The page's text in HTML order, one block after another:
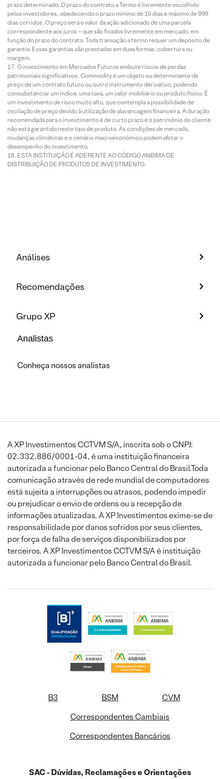
prazo determinado. O prazo do contrato a Termo é livremente escolhido
pelos investidores, obedecendo o prazo mínimo de 16 dias e máximo de 999
dias corridos. O preço será o valor da ação adicionado de uma parcela
correspondente aos juros – que são fixados livremente em mercado, em
função do prazo do contrato. Toda transação a termo requer um depósito de
garantia. Essas garantias são prestadas em duas formas: cobertura ou
margem.
O investimento em Mercados Futuros embute riscos de perdas
patrimoniais significativos. Commodity é um objeto ou determinante de
preço de um contrato futuro ou outro instrumento derivativo, podendo
consubstanciar um índice, uma taxa, um valor mobiliário ou produto físico. É
um investimento de risco muito alto, que contempla a possibilidade de
oscilação de preço devido à utilização de alavancagem financeira. A duração
recomendada para o investimento é de curto prazo e o patrimônio do cliente
não está garantido neste tipo de produto. As condições de mercado,
mudanças climáticas e o cenário macroeconômico podem afetar o
desempenho do investimento.
ESTA INSTITUIÇÃO É ADERENTE AO CÓDIGO ANBIMA DE
DISTRIBUIÇÃO DE PRODUTOS DE INVESTIMENTO.
Análises
Recomendações
Grupo XP
Analistas
Conheça nossos analistas
A XP Investimentos CCTVM S/A, inscrita sob o CNPJ:
02.332.886/0001-04, é uma instituição financeira
autorizada a funcionar pelo Banco Central do Brasil.Toda
comunicação através de rede mundial de computadores
está sujeita a interrupções ou atrasos, podendo impedir
ou prejudicar o envio de ordens ou a recepção de
informações atualizadas. A XP Investimentos exime-se de
responsabilidade por danos sofridos por seus clientes,
por força de falha de serviços disponibilizados por
terceiros. A XP Investimentos CCTVM S/A é instituição
autorizada a funcionar pelo Banco Central do Brasil.
B3 BSM
CVM
Correspondentes Cambiais
Correspondentes Bancários
SAC - Dúvidas, Reclamações e Orientações